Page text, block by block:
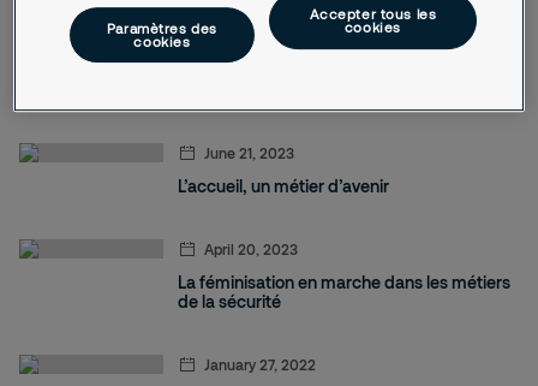
August 31, 2023
June 21, 2023
L’accueil, un métier d’avenir
April 20, 2023
La féminisation en marche dans les métiers
de la sécurité
January 27, 2022
Paramètres des
cookies
Accepter tous les
cookies